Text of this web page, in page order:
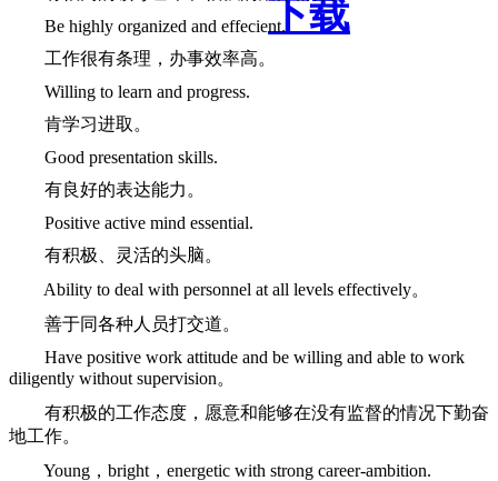
下载
Be highly organized and effecient.
工作很有条理，办事效率高。
Willing to learn and progress.
肯学习进取。
Good presentation skills.
有良好的表达能力。
Positive active mind essential.
有积极、灵活的头脑。
Ability to deal with personnel at all levels effectively。
善于同各种人员打交道。
Have positive work attitude and be willing and able to work
diligently without supervision。
有积极的工作态度，愿意和能够在没有监督的情况下勤奋
地工作。
Young，bright，energetic with strong career-ambition.